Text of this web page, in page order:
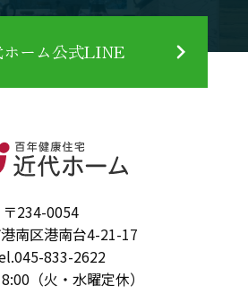
ホーム公式LINE
〒234-0054
南区港南台4-21-17
045-833-2622
（火・水曜定休）